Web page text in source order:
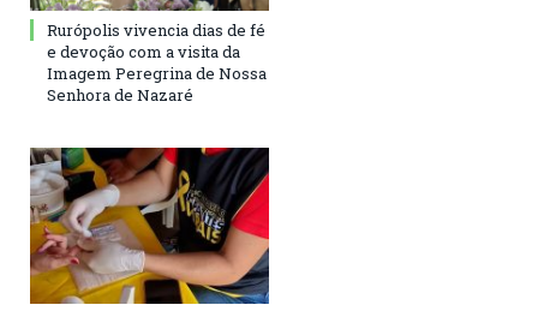
Rurópolis vivencia dias de fé
e devoção com a visita da
Imagem Peregrina de Nossa
Senhora de Nazaré